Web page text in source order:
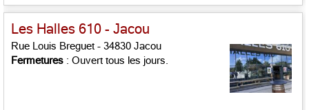
Les Halles 610 - Jacou
Rue Louis Breguet - 34830 Jacou
Fermetures : Ouvert tous les jours.